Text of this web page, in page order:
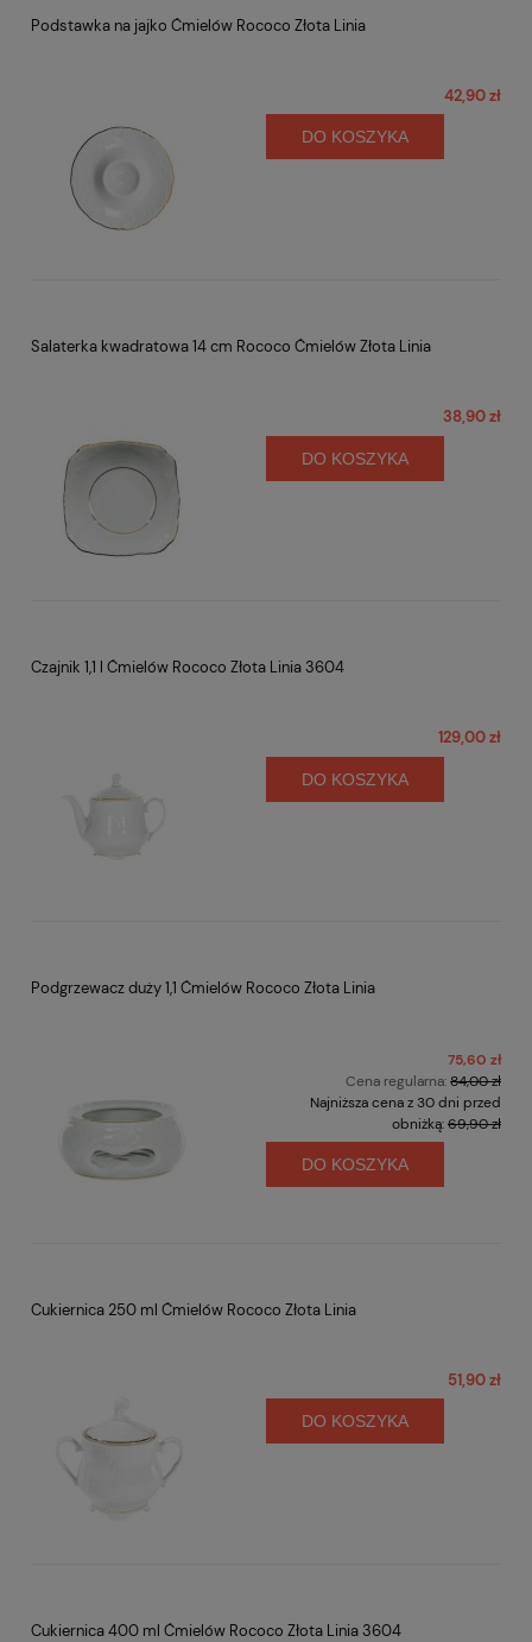
Podstawka na jajko Ćmielów Rococo Złota Linia
42,90 zł
DO KOSZYKA
Salaterka kwadratowa 14 cm Rococo Ćmielów Złota Linia
38,90 zł
DO KOSZYKA
Czajnik 1,1 l Ćmielów Rococo Złota Linia 3604
129,00 zł
DO KOSZYKA
Podgrzewacz duży 1,1 Ćmielów Rococo Złota Linia
75,60 zł
Cena regularna:84,00 zł
Najniższa cena z 30 dni przed
obniżką:69,90 zł
DO KOSZYKA
Cukiernica 250 ml Ćmielów Rococo Złota Linia
51,90 zł
DO KOSZYKA
Cukiernica 400 ml Ćmielów Rococo Złota Linia 3604